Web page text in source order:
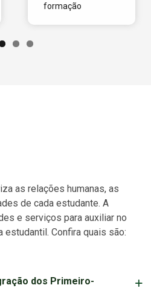
formação
as relações humanas, as
de cada estudante. A
e serviços para auxiliar no
estudantil. Confira quais são:
dos Primeiro-